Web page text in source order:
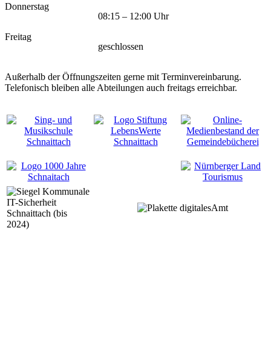
Donnerstag
08:15 – 12:00 Uhr
Freitag
geschlossen
Außerhalb der Öffnungszeiten gerne mit Terminvereinbarung.
Telefonisch bleiben alle Abteilungen auch freitags erreichbar.